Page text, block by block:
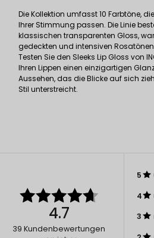
Die Kollektion umfasst 10 Farbtöne,
Ihrer Stimmung passen. Die Linie
klassischen transparenten Gloss,
gedeckten und intensiven
Testen Sie den Sleeks Lip Gloss von
Ihren Lippen einen einzigartigen
Aussehen, das die Blicke auf sich
Stil unterstreicht.
4.7
39 Kundenbewertungen
5
4
3